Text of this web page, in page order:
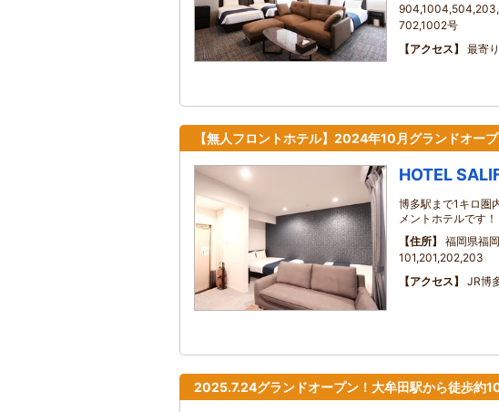
702,1002号
アクセス
最寄
【無人フロントホテル】2024年10月グランドオープ
HOTEL
博多駅まで1キロ圏
メントホテルです！
住所
福岡県福
101,201,202,203
アクセス
JR博
2025.7.24グランドオープン！大牟田駅から徒歩約